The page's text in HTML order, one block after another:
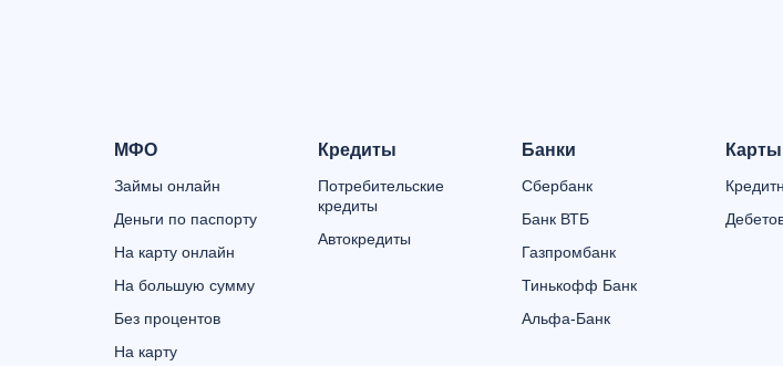
МФО
Займы онлайн
Деньги по паспорту
На карту онлайн
На большую сумму
Без процентов
На карту
Кредиты
Потребительские
кредиты
Автокредиты
Банки
Сбербанк
Банк ВТБ
Газпромбанк
Тинькофф Банк
Альфа-Банк
Карты